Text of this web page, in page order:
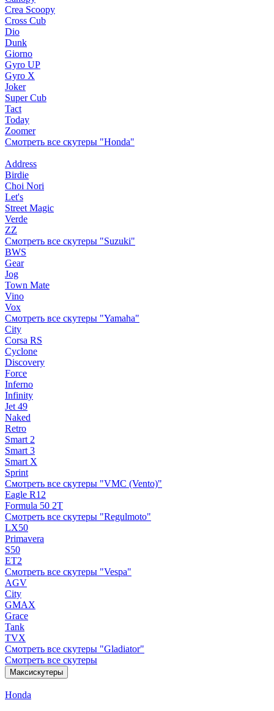
Crea Scoopy
Cross Cub
Dio
Dunk
Giorno
Gyro UP
Gyro X
Joker
Super Cub
Tact
Today
Zoomer
Смотреть все скутеры "Honda"
Address
Birdie
Choi Nori
Let's
Street Magic
Verde
ZZ
Смотреть все скутеры "Suzuki"
BWS
Gear
Jog
Town Mate
Vino
Vox
Смотреть все скутеры "Yamaha"
City
Corsa RS
Cyclone
Discovery
Force
Inferno
Infinity
Jet 49
Naked
Retro
Smart 2
Smart 3
Smart X
Sprint
Смотреть все скутеры "VMC (Vento)"
Eagle R12
Formula 50 2Т
Смотреть все скутеры "Regulmoto"
LX50
Primavera
S50
ET2
Смотреть все скутеры "Vespa"
AGV
City
GMAX
Grace
Tank
TVX
Смотреть все скутеры "Gladiator"
Смотреть все скутеры
Максискутеры
Honda